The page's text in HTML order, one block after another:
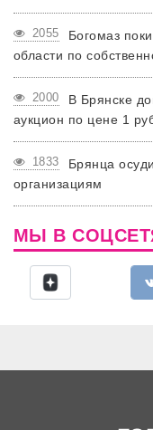
2055
Богомаз
области по
2000
В Брянске
аукцион по цене 1
1833
Брянца
организациям
МЫ В